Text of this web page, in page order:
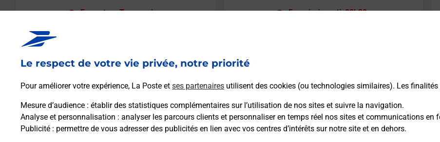
Le respect de votre vie privée, notre priorité
Pour améliorer votre expérience, La Poste et ses partenaires utilisent des cookies (ou technologies similaires). Les
Mesure d’audience : établir des statistiques complémentaires sur l’utilisation de nos sites et suivre la navigation.
Analyse et personnalisation : analyser les parcours clients et personnaliser en temps réel nos sites et communications en
Publicité : permettre de vous adresser des publicités en lien avec vos centres d’intérêts sur notre site et en dehors.
Fermeture Temporaire
En savoir plus
Fermé-jusqu'à 08h30